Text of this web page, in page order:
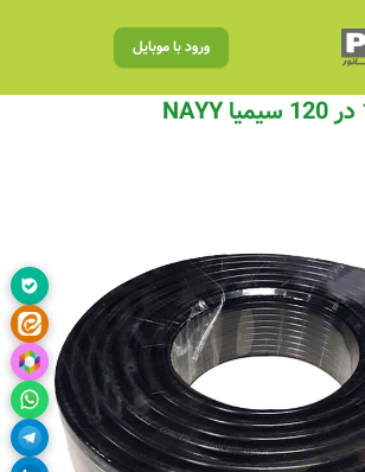
ورود با موبایل